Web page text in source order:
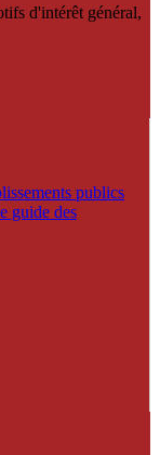
d'intérêt général,
publics
guide des